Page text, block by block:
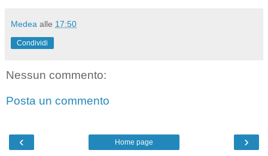
Medea alle 17:50
Condividi
Nessun commento:
Posta un commento
‹ ›
Home page